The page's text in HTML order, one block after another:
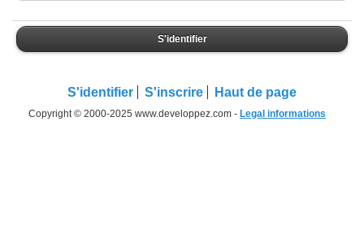
S'identifier
S'identifier S'inscrire Haut de page
Copyright © 2000-2025 www.developpez.com - Legal informations